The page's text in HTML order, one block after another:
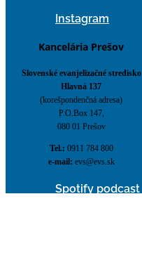
Instagram
Kancelária Prešov
Slovenské evanjelizačné stredisko
Hlavná 137
(korešpondenčná adresa)
P.O.Box 147,
080 01 Prešov
Tel.: 0911 784 800
e-mail: evs@evs.sk
Spotify podcast